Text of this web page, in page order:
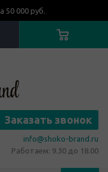
50 000 руб.
Заказать звонок
info@shoko-brand.ru
Работаем: 9.30 до 18.00